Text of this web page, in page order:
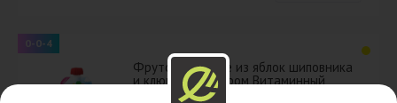
0-0-4
Фрутоняня пюре из яблок шиповника
и клюквы с сахаром Витаминный
салатик 90 г